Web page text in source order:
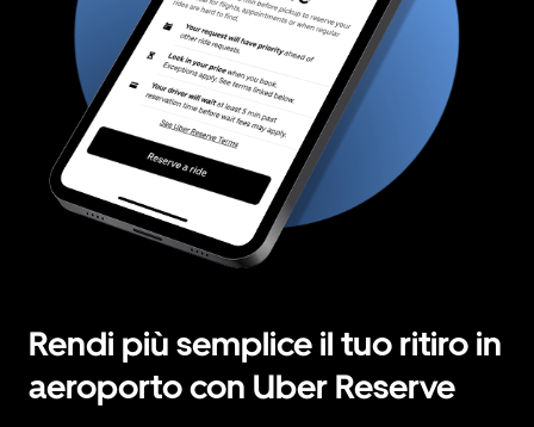
Rendi più semplice il tuo ritiro in
aeroporto con Uber Reserve